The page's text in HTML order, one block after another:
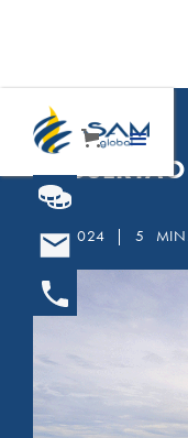
BRÉSIL
18.4.2024 | 5